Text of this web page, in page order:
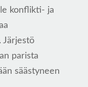
konflikti- ja
Järjestö
parista
säästyneen